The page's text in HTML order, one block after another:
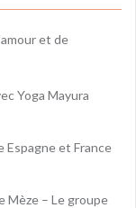
et de
Yoga Mayura
Espagne et France
Mèze – Le groupe